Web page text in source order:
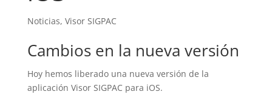
Noticias, Visor SIGPAC
Cambios en la nueva versión
Hoy hemos liberado una nueva versión de la
aplicación Visor SIGPAC para iOS.